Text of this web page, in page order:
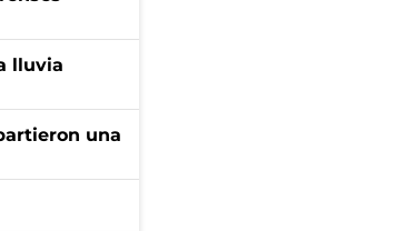
lluvia
una